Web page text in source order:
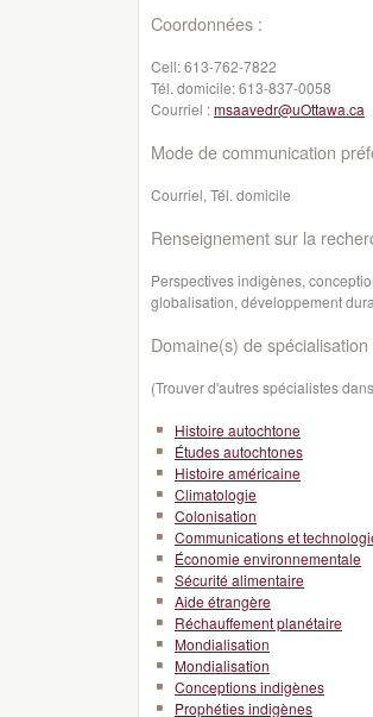
Coordonnées :
Cell:613-762-7822
Tél. domicile:613-837-0058
Courriel :msaavedr@uOttawa.ca
Mode de communication
Courriel, Tél. domicile
Renseignement sur la
Perspectives indigènes,
globalisation, développement
Domaine(s) de spécialisation
(Trouver d'autres spécialistes
Histoire autochtone
Études autochtones
Histoire américaine
Climatologie
Colonisation
Communications et
Économie environnementale
Sécurité alimentaire
Aide étrangère
Réchauffement planétaire
Mondialisation
Mondialisation
Conceptions indigènes
Prophéties indigènes